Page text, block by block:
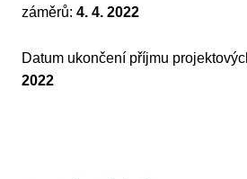
záměrů: 4. 4. 2022
Datum ukončení příjmu
2022